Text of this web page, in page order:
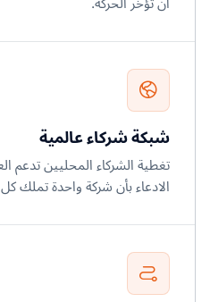
شبكة شركاء عالمية
تغطية الشركاء المحليين تدعم
الادعاء بأن شركة واحدة تملك